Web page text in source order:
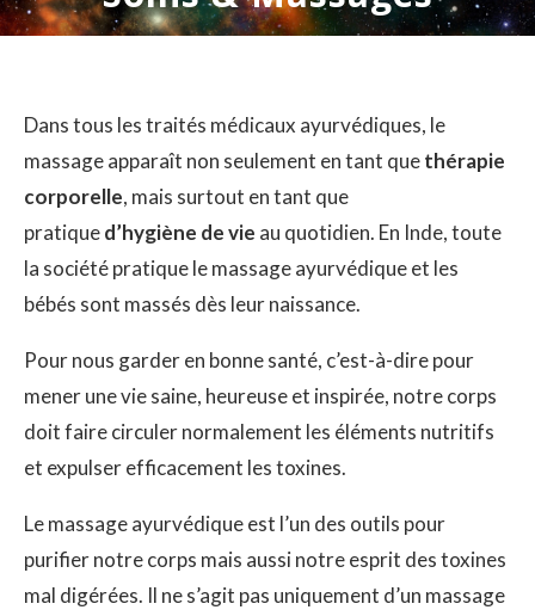
Dans tous les traités médicaux ayurvédiques, le
massage apparaît non seulement en tant quethérapie
corporelle, mais surtout en tant que
pratiqued’hygiène de vie au quotidien. En Inde, toute
la société pratique le massage ayurvédique et les
bébés sont massés dès leur naissance.
Pour nous garder en bonne santé, c’est-à-dire pour
mener une vie saine, heureuse et inspirée, notre corps
doit faire circuler normalement les éléments nutritifs
et expulser efficacement les toxines.
Le massage ayurvédique est l’un des outils pour
purifier notre corps mais aussi notre esprit des toxines
mal digérées. Il ne s’agit pas uniquement d’un massage